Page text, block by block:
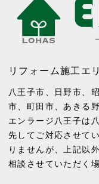
リフォーム施工エ
八王子市 日野市
市
町田市 あきる
エンラージ八王子は
先してご対応させて
りませんが、上記以
相談させていただく